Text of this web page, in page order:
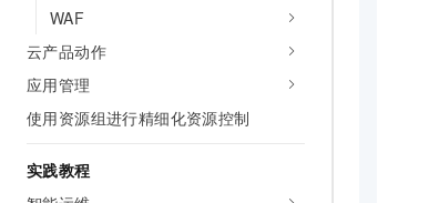
WAF
云产品动作
应用管理
使用资源组进行精细化资源控制
实践教程